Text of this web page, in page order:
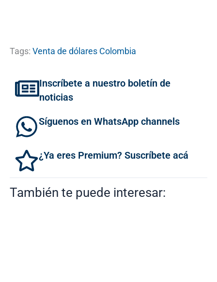
Tags: Venta de dólares Colombia
Inscríbete a nuestro boletín de
noticias
Síguenos en WhatsApp channels
¿Ya eres Premium? Suscríbete acá
También te puede interesar: